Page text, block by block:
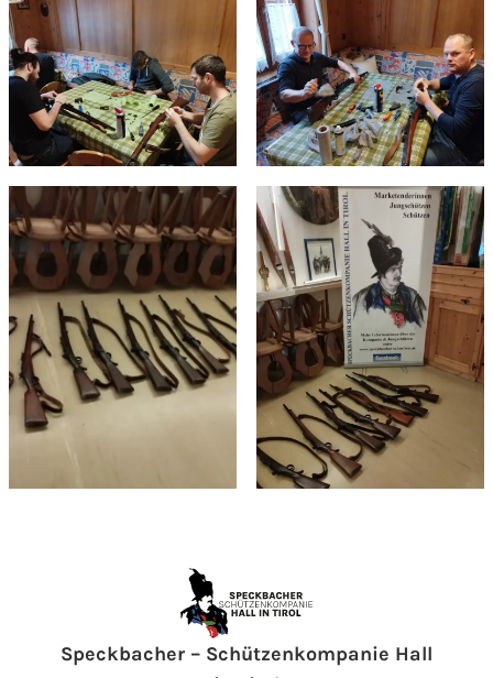
Speckbacher – Schützenkompanie Hall